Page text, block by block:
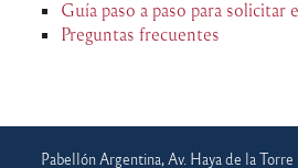
Guía paso a paso para solicitar
Preguntas frecuentes
Pabellón Argentina, Av. Haya de la